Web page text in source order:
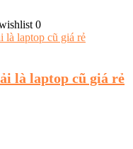
0
là laptop cũ giá rẻ